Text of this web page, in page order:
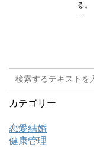
る
…
カテゴリー
恋愛結婚
健康管理